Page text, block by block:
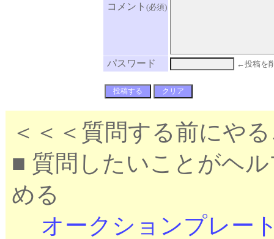
コメント (必須)
パスワード ←投稿を
＜＜＜質問する前にや
■ 質問したいことがヘ
める
オークションプレー